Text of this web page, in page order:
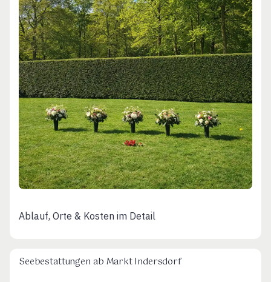
Ablauf, Orte & Kosten im Detail
Seebestattungen ab Markt Indersdorf